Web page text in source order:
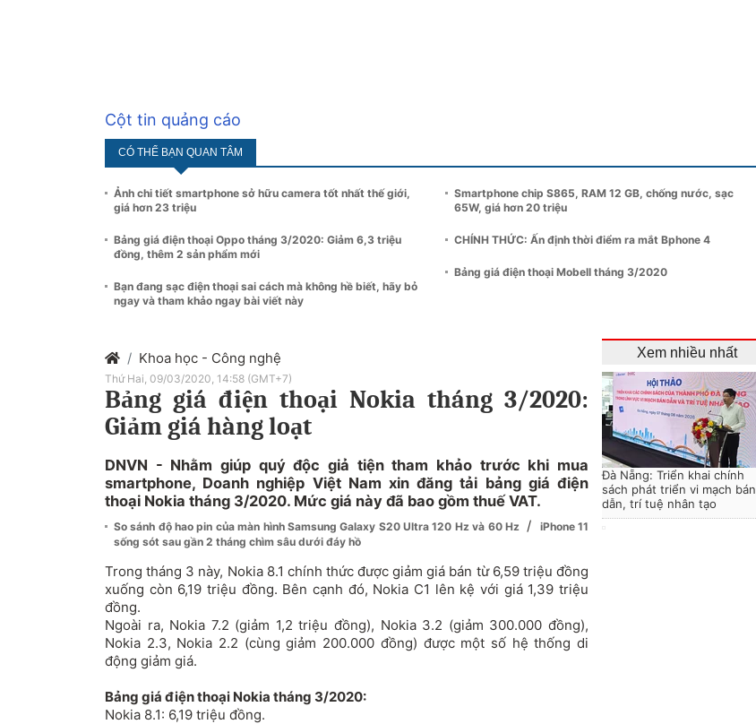
Cột tin quảng cáo
CÓ THỂ BẠN QUAN TÂM
Ảnh chi tiết smartphone sở hữu camera tốt nhất thế giới,
giá hơn 23 triệu
Bảng giá điện thoại Oppo tháng 3/2020: Giảm 6,3 triệu
đồng, thêm 2 sản phẩm mới
Bạn đang sạc điện thoại sai cách mà không hề biết, hãy bỏ
ngay và tham khảo ngay bài viết này
Smartphone chip S865, RAM 12 GB, chống nước, sạc
65W, giá hơn 20 triệu
CHÍNH THỨC: Ấn định thời điểm ra mắt Bphone 4
Bảng giá điện thoại Mobell tháng 3/2020
Khoa học - Công nghệ
Thứ Hai, 09/03/2020, 14:58 (GMT+7)
Bảng giá điện thoại Nokia tháng 3/2020:
Giảm giá hàng loạt
DNVN - Nhằm giúp quý độc giả tiện tham khảo trước khi mua
smartphone, Doanh nghiệp Việt Nam xin đăng tải bảng giá điện
thoại Nokia tháng 3/2020. Mức giá này đã bao gồm thuế VAT.
So sánh độ hao pin của màn hình Samsung Galaxy S20 Ultra 120 Hz và 60 Hz /
iPhone 11
sống sót sau gần 2 tháng chìm sâu dưới đáy hồ
Trong tháng 3 này, Nokia8.1 chính thức được giảm giá bán từ 6,59 triệu đồng
xuống còn 6,19 triệu đồng. Bên cạnh đó, Nokia C1 lên kệ với giá 1,39 triệu
đồng.
Ngoài ra, Nokia 7.2 (giảm 1,2 triệu đồng), Nokia 3.2 (giảm 300.000 đồng),
Nokia 2.3, Nokia 2.2 (cùng giảm 200.000 đồng) được một số hệ thống di
động giảm giá.
Bảng giá điện thoại Nokia tháng 3/2020:
Nokia 8.1: 6,19 triệu đồng.
Xem nhiều nhất
Đà Nẵng: Triển khai chính
sách phát triển vi mạch bán
dẫn, trí tuệ nhân tạo